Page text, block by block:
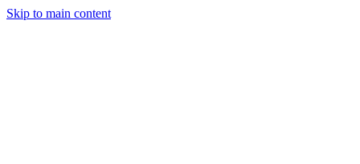
Skip to main content